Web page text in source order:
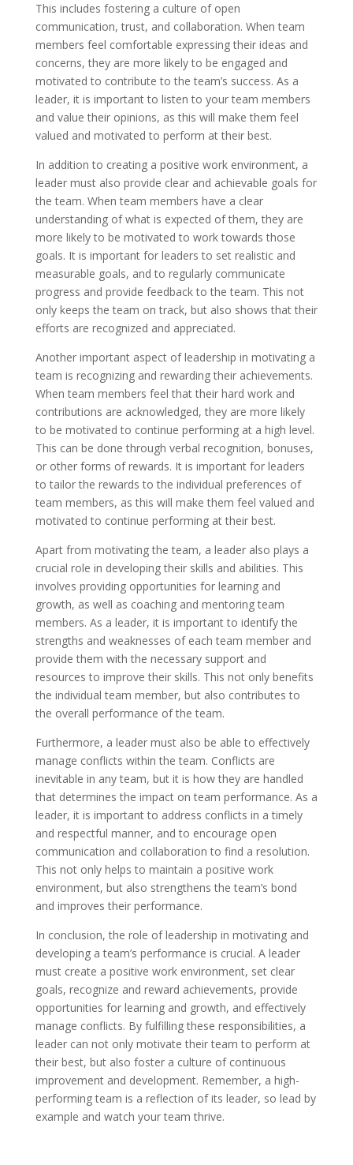
This includes fostering a culture of open
communication, trust, and collaboration. When team
members feel comfortable expressing their ideas and
concerns, they are more likely to be engaged and
motivated to contribute to the team’s success. As a
leader, it is important to listen to your team members
and value their opinions, as this will make them feel
valued and motivated to perform at their best.
In addition to creating a positive work environment, a
leader must also provide clear and achievable goals for
the team. When team members have a clear
understanding of what is expected of them, they are
more likely to be motivated to work towards those
goals. It is important for leaders to set realistic and
measurable goals, and to regularly communicate
progress and provide feedback to the team. This not
only keeps the team on track, but also shows that their
efforts are recognized and appreciated.
Another important aspect of leadership in motivating a
team is recognizing and rewarding their achievements.
When team members feel that their hard work and
contributions are acknowledged, they are more likely
to be motivated to continue performing at a high level.
This can be done through verbal recognition, bonuses,
or other forms of rewards. It is important for leaders
to tailor the rewards to the individual preferences of
team members, as this will make them feel valued and
motivated to continue performing at their best.
Apart from motivating the team, a leader also plays a
crucial role in developing their skills and abilities. This
involves providing opportunities for learning and
growth, as well as coaching and mentoring team
members. As a leader, it is important to identify the
strengths and weaknesses of each team member and
provide them with the necessary support and
resources to improve their skills. This not only benefits
the individual team member, but also contributes to
the overall performance of the team.
Furthermore, a leader must also be able to effectively
manage conflicts within the team. Conflicts are
inevitable in any team, but it is how they are handled
that determines the impact on team performance. As a
leader, it is important to address conflicts in a timely
and respectful manner, and to encourage open
communication and collaboration to find a resolution.
This not only helps to maintain a positive work
environment, but also strengthens the team’s bond
and improves their performance.
In conclusion, the role of leadership in motivating and
developing a team’s performance is crucial. A leader
must create a positive work environment, set clear
goals, recognize and reward achievements, provide
opportunities for learning and growth, and effectively
manage conflicts. By fulfilling these responsibilities, a
leader can not only motivate their team to perform at
their best, but also foster a culture of continuous
improvement and development. Remember, a high-
performing team is a reflection of its leader, so lead by
example and watch your team thrive.